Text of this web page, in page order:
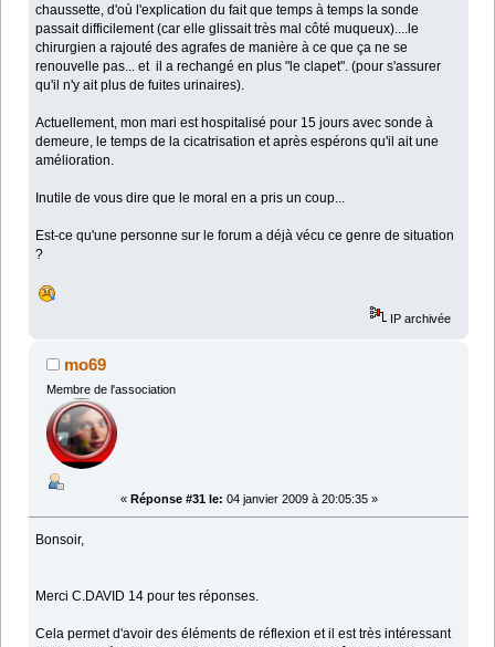
chaussette, d'où l'explication du fait que temps à temps la sonde
passait difficilement (car elle glissait très mal côté muqueux)....le
chirurgien a rajouté des agrafes de manière à ce que ça ne se
renouvelle pas... et il a rechangé en plus "le clapet". (pour s'assurer
qu'il n'y ait plus de fuites urinaires).
Actuellement, mon mari est hospitalisé pour 15 jours avec sonde à
demeure, le temps de la cicatrisation et après espérons qu'il ait une
amélioration.
Inutile de vous dire que le moral en a pris un coup...
Est-ce qu'une personne sur le forum a déjà vécu ce genre de situation
?
IP archivée
mo69
Membre de l'association
« Réponse #31 le: 04 janvier 2009 à 20:05:35 »
Bonsoir,
Merci C.DAVID 14 pour tes réponses.
Cela permet d'avoir des éléments de réflexion et il est très intéressant